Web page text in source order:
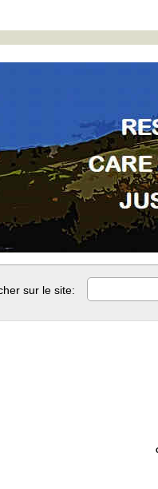
sur le site: